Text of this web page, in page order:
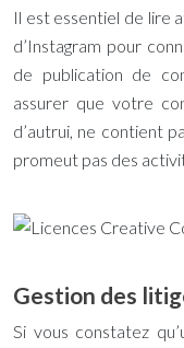
Il est essentiel de lire
d’Instagram pour
de publication de
assurer que votre
d’autrui, ne contient
promeut pas des
Gestion des
Si vous constatez